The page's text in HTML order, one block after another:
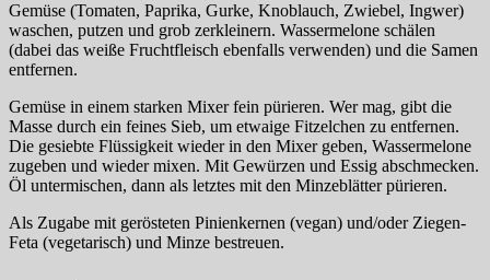
Gemüse (Tomaten, Paprika, Gurke, Knoblauch, Zwiebel, Ingwer)
waschen, putzen und grob zerkleinern. Wassermelone schälen
(dabei das weiße Fruchtfleisch ebenfalls verwenden) und die Samen
entfernen.
Gemüse in einem starken Mixer fein pürieren. Wer mag, gibt die
Masse durch ein feines Sieb, um etwaige Fitzelchen zu entfernen.
Die gesiebte Flüssigkeit wieder in den Mixer geben, Wassermelone
zugeben und wieder mixen. Mit Gewürzen und Essig abschmecken.
Öl untermischen, dann als letztes mit den Minzeblätter pürieren.
Als Zugabe mit gerösteten Pinienkernen (vegan) und/oder Ziegen-
Feta (vegetarisch) und Minze bestreuen.